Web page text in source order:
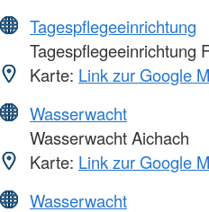
Tagespflegeeinrichtung
Tagespflegeeinrichtung
Karte: Link zur Google
Wasserwacht
Wasserwacht Aichach
Karte: Link zur Google
Wasserwacht